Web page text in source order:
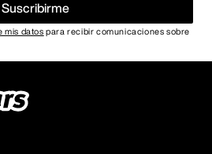
Suscribirme
mis datos para recibir comunicaciones sobre